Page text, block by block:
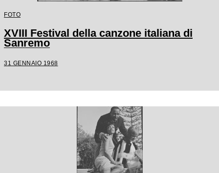
FOTO
XVIII Festival della canzone italiana di
Sanremo
31 GENNAIO 1968